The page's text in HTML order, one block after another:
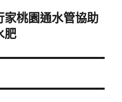
家桃園通水管協助
肥